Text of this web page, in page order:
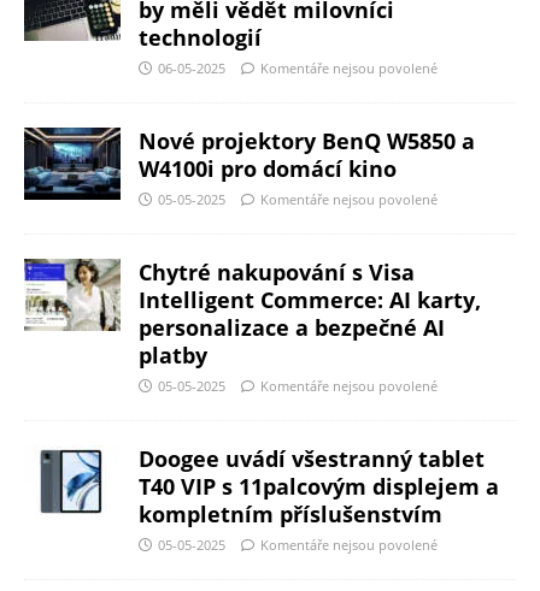
by měli vědět milovníci
technologií
06-05-2025 Komentáře nejsou povolené
Nové projektory BenQ W5850 a
W4100i pro domácí kino
05-05-2025 Komentáře nejsou povolené
Chytré nakupování s Visa
Intelligent Commerce: AI karty,
personalizace a bezpečné AI
platby
05-05-2025 Komentáře nejsou povolené
Doogee uvádí všestranný tablet
T40 VIP s 11palcovým displejem a
kompletním příslušenstvím
05-05-2025 Komentáře nejsou povolené